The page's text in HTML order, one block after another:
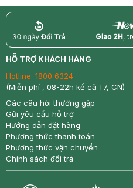
return nowfree
HỖ TRỢ KHÁCH HÀNG
Hotline: 1800 6324
(Miễn phí , 08-22h kể cả T7, CN)
Các câu hỏi thường gặp
Gửi yêu cầu hỗ trợ
Hướng dẫn đặt hàng
Phương thức thanh toán
Phương thức vận chuyển
Chính sách đổi trả